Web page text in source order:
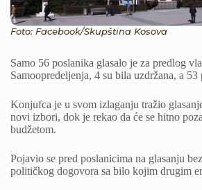
Foto: Facebook/Skupština Kosova
Samo 56 poslanika glasalo je za predlog
Samoopredeljenja, 4 su bila uzdržana, a 53
Konjufca je u svom izlaganju tražio
novi izbori, dok je rekao da će se hitno
budžetom.
Pojavio se pred poslanicima na glasanju
političkog dogovora sa bilo kojim drugim